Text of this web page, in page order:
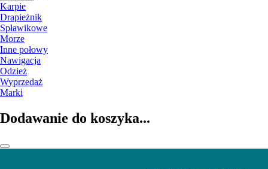
Karpie
Drapieżnik
Spławikowe
Morze
Inne połowy
Nawigacja
Odzież
Wyprzedaż
Marki
Dodawanie do koszyka...